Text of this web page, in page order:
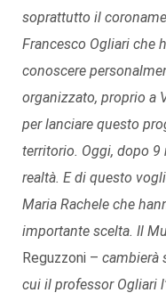
soprattutto il
Francesco Ogliari che
conoscere
organizzato, proprio a
per lanciare questo
territorio. Oggi, dopo
realtà. E di questo
Maria Rachele che
importante scelta. Il
Reguzzoni – cambierà
cui il professor Ogliari